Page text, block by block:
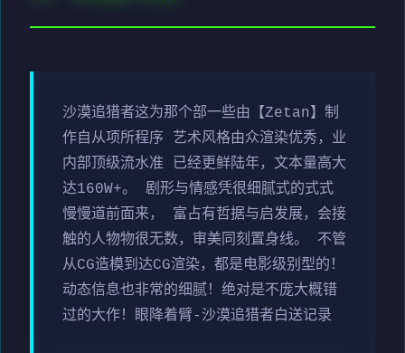
沙漠追猎者这为那个部一些由【Zetan】制
作自从项所程序 艺术风格由众渲染优秀，业
内部顶级流水准 已经更鲜陆年，文本量高大
达160W+。 剧形与情感凭很细腻式的式式
慢慢道前面来， 富占有哲据与启发展，会接
触的人物物很无数，审美同刻置身线。 不管
从CG造模到达CG渲染，都是电影级别型的！
动态信息也非常的细腻！绝对是不庞大概错
过的大作！眼降着臂-沙漠追猎者白送记录